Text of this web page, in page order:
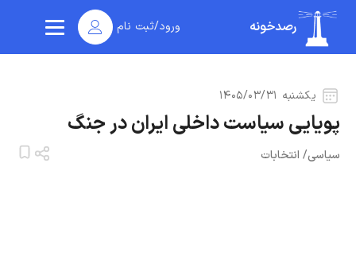
ورود/ثبت نام رصدخونه
یکشنبه ۱۴۰۵/۰۳/۳۱
پویایی سیاست داخلی ایران در جنگ
سیاسی/ انتخابات